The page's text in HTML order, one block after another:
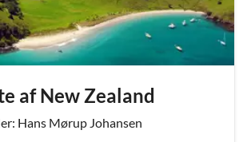
af New Zealand
Hans Mørup Johansen